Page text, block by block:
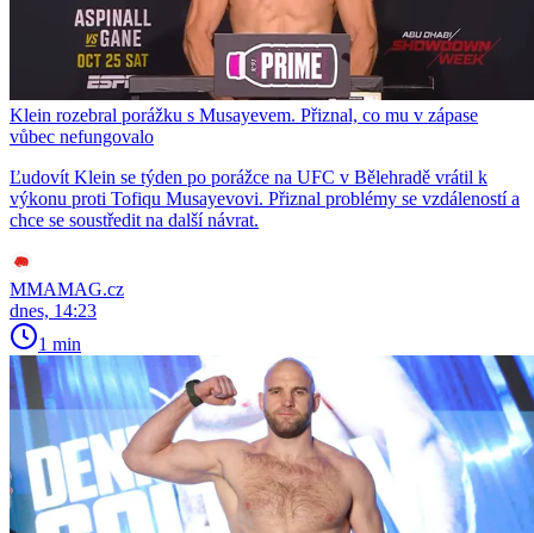
Klein rozebral porážku s Musayevem. Přiznal, co mu v zápase
vůbec nefungovalo
Ľudovít Klein se týden po porážce na UFC v Bělehradě vrátil k
výkonu proti Tofiqu Musayevovi. Přiznal problémy se vzdáleností a
chce se soustředit na další návrat.
MMAMAG.cz
dnes, 14:23
1 min